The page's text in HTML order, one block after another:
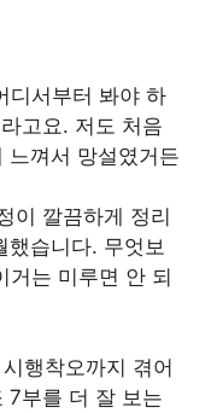
디서부터 봐야 하
고요. 저도 처음
느껴서 망설였거든
이 깔끔하게 정리
했습니다. 무엇보
거는 미루면 안 되
행착오까지 겪어
7부를 더 잘 보는